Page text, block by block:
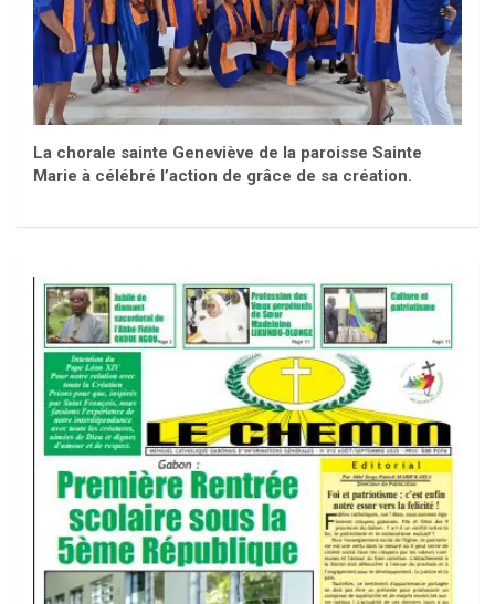
La chorale sainte Geneviève de la paroisse Sainte
Marie à célébré l’action de grâce de sa création.